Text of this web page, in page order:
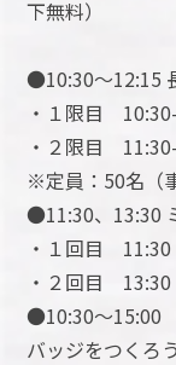
下無料）
●10:30～12:15
・１限目
・２限目
※定員：50名（
●11:30、13:30
・１回目 11:30
・２回目 13:30
●10:30～15:00
バッジをつくろう